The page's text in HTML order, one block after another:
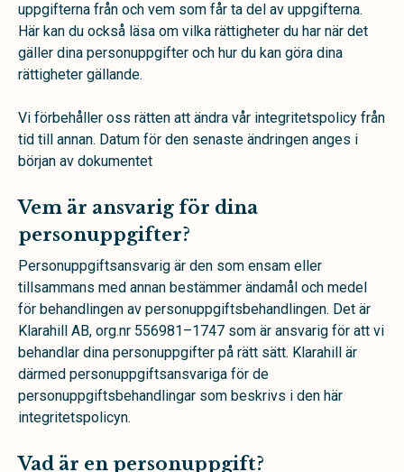
uppgifterna från och vem som får ta del av uppgifterna.
Här kan du också läsa om vilka rättigheter du har när det
gäller dina personuppgifter och hur du kan göra dina
rättigheter gällande.
Vi förbehåller oss rätten att ändra vår integritetspolicy från
tid till annan. Datum för den senaste ändringen anges i
början av dokumentet
Vem är ansvarig för dina
personuppgifter?
Personuppgiftsansvarig är den som ensam eller
tillsammans med annan bestämmer ändamål och medel
för behandlingen av personuppgiftsbehandlingen. Det är
Klarahill AB, org.nr 556981–1747 som är ansvarig för att vi
behandlar dina personuppgifter på rätt sätt. Klarahill är
därmed personuppgiftsansvariga för de
personuppgiftsbehandlingar som beskrivs i den här
integritetspolicyn.
Vad är en personuppgift?